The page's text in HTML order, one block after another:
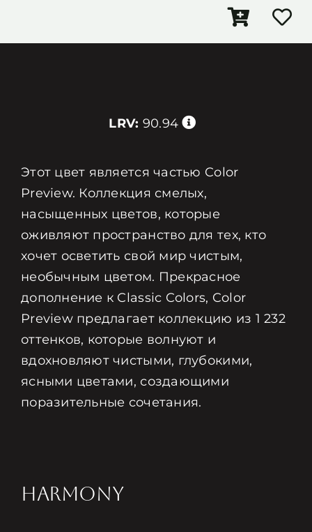
LRV: 90.94
Этот цвет является частью Color
Preview. Коллекция смелых,
насыщенных цветов, которые
оживляют пространство для тех, кто
хочет осветить свой мир чистым,
необычным цветом. Прекрасное
дополнение к Classic Colors, Color
Preview предлагает коллекцию из 1 232
оттенков, которые волнуют и
вдохновляют чистыми, глубокими,
ясными цветами, создающими
поразительные сочетания.
HARMONY